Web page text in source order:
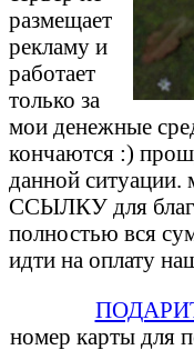
размещает
рекламу и
работает
только за
мои денежные
кончаются :)
данной
ССЫЛКУ для
полностью вся
идти на оплату
номер карты для